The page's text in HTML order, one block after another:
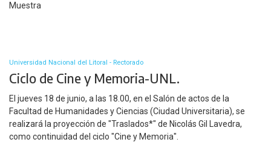
Muestra
Universidad Nacional del Litoral - Rectorado
Ciclo de Cine y Memoria-UNL.
El jueves 18 de junio, a las 18.00, en el Salón de actos de la
Facultad de Humanidades y Ciencias (Ciudad Universitaria), se
realizará la proyección de "Traslados*" de Nicolás Gil Lavedra,
como continuidad del ciclo "Cine y Memoria".